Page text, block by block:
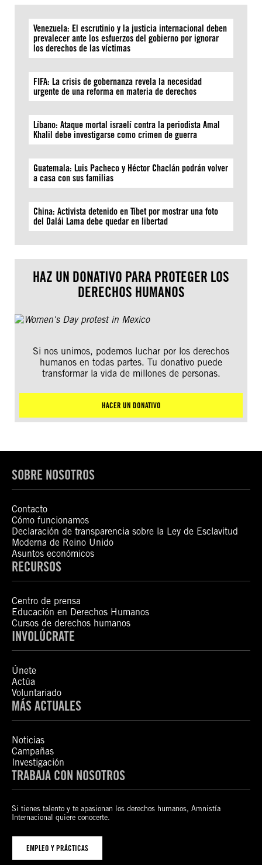
Venezuela: El escrutinio y la justicia internacional deben
prevalecer ante los esfuerzos del gobierno por ignorar
los derechos de las víctimas
FIFA: La crisis de gobernanza revela la necesidad
urgente de una reforma en materia de derechos
Líbano: Ataque mortal israelí contra la periodista Amal
Khalil debe investigarse como crimen de guerra
Guatemala: Luis Pacheco y Héctor Chaclán podrán volver
a casa con sus familias
China: Activista detenido en Tíbet por mostrar una foto
del Dalái Lama debe quedar en libertad
HAZ UN DONATIVO PARA PROTEGER LOS
DERECHOS HUMANOS
Si nos unimos, podemos luchar por los derechos
humanos en todas partes. Tu donativo puede
transformar la vida de millones de personas.
HACER UN DONATIVO
SOBRE NOSOTROS
Contacto
Cómo funcionamos
Declaración de transparencia sobre la Ley de Esclavitud
Moderna de Reino Unido
Asuntos económicos
RECURSOS
Centro de prensa
Educación en Derechos Humanos
Cursos de derechos humanos
INVOLÚCRATE
Únete
Actúa
Voluntariado
MÁS ACTUALES
Noticias
Campañas
Investigación
TRABAJA CON NOSOTROS
Si tienes talento y te apasionan los derechos humanos, Amnistía
Internacional quiere conocerte.
EMPLEO Y PRÁCTICAS